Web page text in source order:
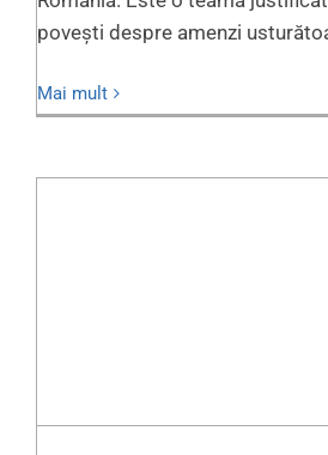
povești despre amenzi
Mai mult